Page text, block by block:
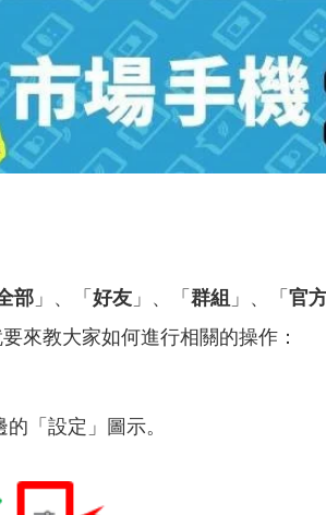
部 」、「 好友 」、「 群組 」、「 官
來教大家如何進行相關的操作：
「設定」圖示。